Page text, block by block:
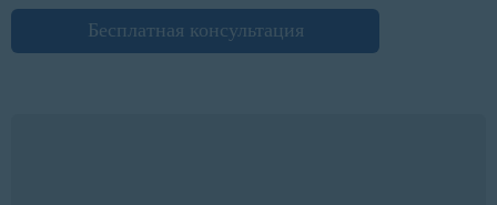
Бесплатная консультация